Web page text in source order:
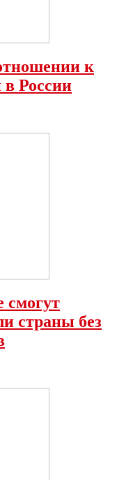
к
России
смогут
страны без